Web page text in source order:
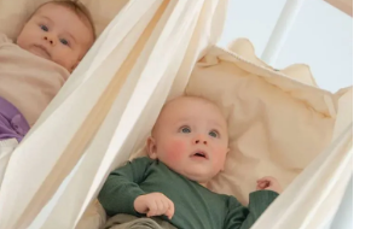
sữa thừa và giữ không cho tràn ra ngoài
với lớp màng thấm một chiều giúp ngực bạn luôn
được thấm nhanh và giữ lại trong tấm lót, không